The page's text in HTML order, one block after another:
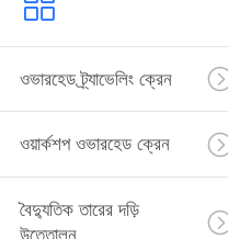
একক গার্ডার
ওভারহেড ট্র্যাভেলিং ক্রেন
ওয়ার্কশপ ওভারহেড ক্রেন
বৈদ্যুতিক তারের দড়ি